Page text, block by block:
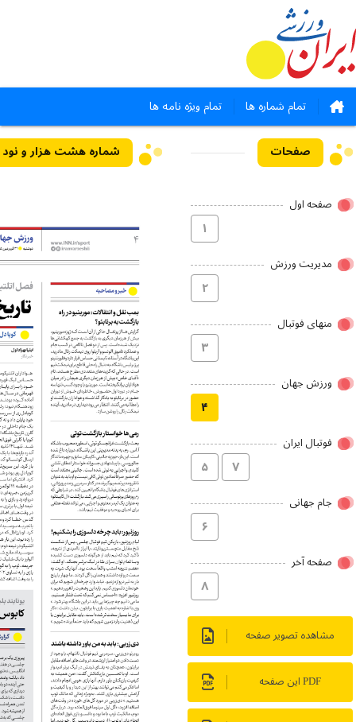
تمام شماره ها تمام ویژه نامه ها
صفحات
صفحه اول
۱
مدیریت ورزش
۲
منهای فوتبال
۳
ورزش جهان
۴
فوتبال ایران
۵ ۷
جام جهانی
۶
صفحه آخر
۸
مشاهده تصویر صفحه
PDF این صفحه
شماره هشت هزار و نود و چهار - ۳۱